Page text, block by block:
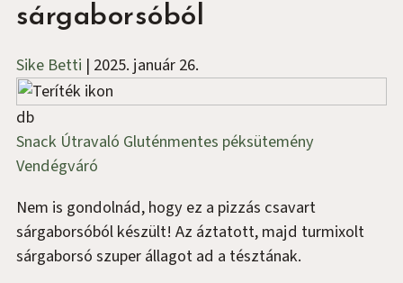
sárgaborsóból
Sike Betti | 2025. január 26.
db
Snack Útravaló Gluténmentes péksütemény
Vendégváró
Nem is gondolnád, hogy ez a pizzás csavart
sárgaborsóból készült! Az áztatott, majd turmixolt
sárgaborsó szuper állagot ad a tésztának.